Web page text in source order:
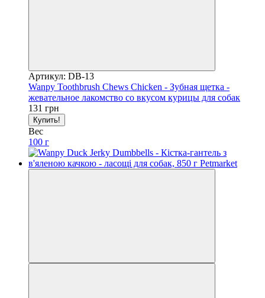
Артикул: DB-13
Wanpy Toothbrush Chews Chicken - Зубная щетка -
жевательное лакомство со вкусом курицы для собак
131 грн
Купить!
Вес
100 г